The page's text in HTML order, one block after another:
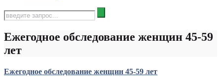
Ежегодное обследование женщин 45-59
лет
Ежегодное обследование женщин 45-59 лет